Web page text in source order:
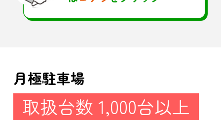
月極駐車場
取扱台数 1,000台以上